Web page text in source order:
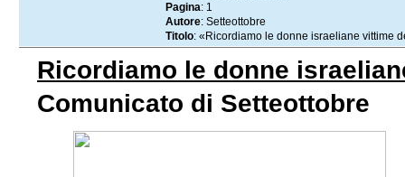
Pagina: 1
Autore: Setteottobre
Titolo: «Ricordiamo le donne israeliane vittime
Ricordiamo le donne
Comunicato di Setteottobre